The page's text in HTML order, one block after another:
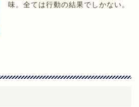
味。全ては行動の結果でしかない。